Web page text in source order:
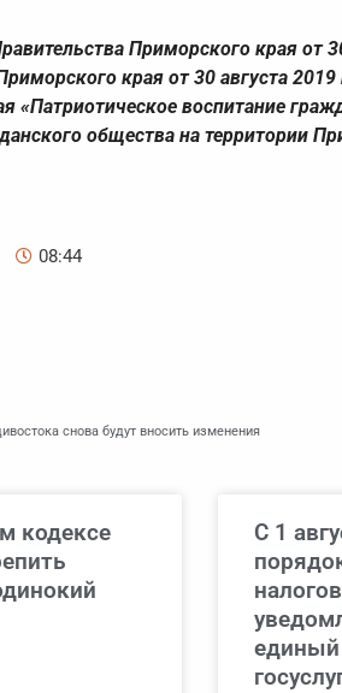
Приморского края
края от 30 августа
«Патриотическое воспитание
общества на территории
08:44
снова будут вносить изменения
кодексе
С 1
единый